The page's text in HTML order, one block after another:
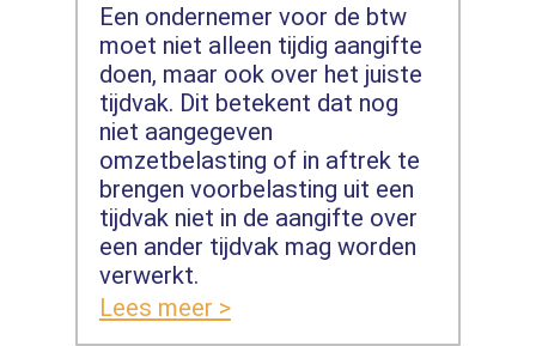
Een ondernemer voor de btw
moet niet alleen tijdig aangifte
doen, maar ook over het juiste
tijdvak. Dit betekent dat nog
niet aangegeven
omzetbelasting of in aftrek te
brengen voorbelasting uit een
tijdvak niet in de aangifte over
een ander tijdvak mag worden
verwerkt.
Lees meer >